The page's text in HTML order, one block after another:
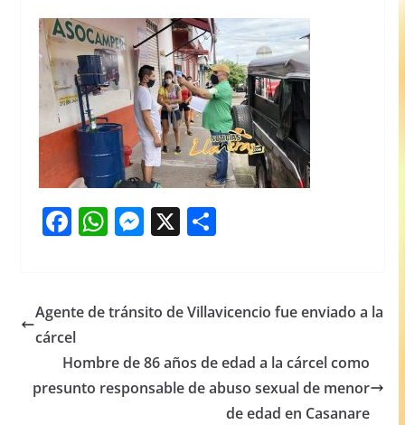
F
e
b
o
o
W
s
p
p
M
e
g
er
X S
e
Agente de tránsito de Villavicencio fue enviado a la
cárcel
Hombre de 86 años de edad a la cárcel como
presunto responsable de abuso sexual de menor
de edad en Casanare